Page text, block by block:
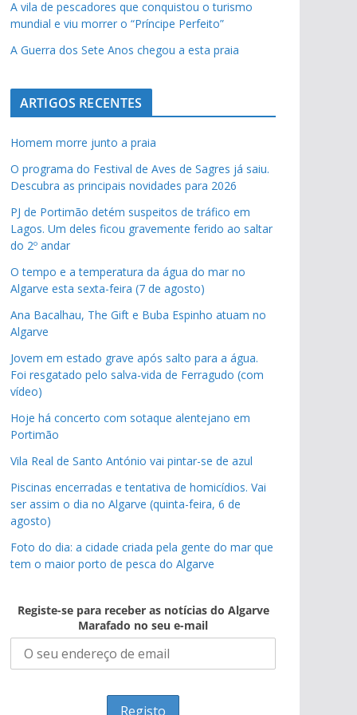
A vila de pescadores que conquistou o turismo
mundial e viu morrer o “Príncipe Perfeito”
A Guerra dos Sete Anos chegou a esta praia
ARTIGOS RECENTES
Homem morre junto a praia
O programa do Festival de Aves de Sagres já saiu.
Descubra as principais novidades para 2026
PJ de Portimão detém suspeitos de tráfico em
Lagos. Um deles ficou gravemente ferido ao saltar
do 2º andar
O tempo e a temperatura da água do mar no
Algarve esta sexta-feira (7 de agosto)
Ana Bacalhau, The Gift e Buba Espinho atuam no
Algarve
Jovem em estado grave após salto para a água.
Foi resgatado pelo salva-vida de Ferragudo (com
vídeo)
Hoje há concerto com sotaque alentejano em
Portimão
Vila Real de Santo António vai pintar-se de azul
Piscinas encerradas e tentativa de homicídios. Vai
ser assim o dia no Algarve (quinta-feira, 6 de
agosto)
Foto do dia: a cidade criada pela gente do mar que
tem o maior porto de pesca do Algarve
Registe-se para receber as notícias do Algarve
Marafado no seu e-mail